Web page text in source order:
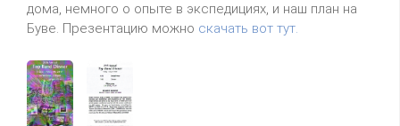
дома, немного о опыте в экспедициях, и наш план на
Буве. Презентацию можно скачать вот тут.